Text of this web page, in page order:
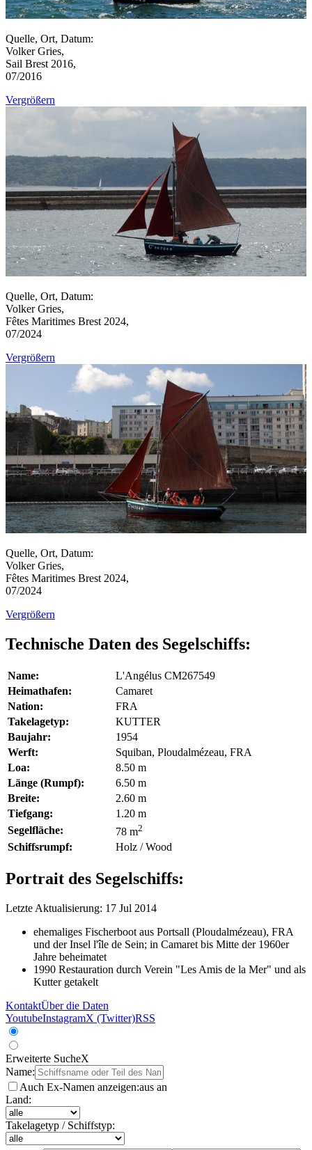
Quelle, Ort, Datum:
Volker Gries,
Sail Brest 2016,
07/2016
Vergrößern
Quelle, Ort, Datum:
Volker Gries,
Fêtes Maritimes Brest 2024,
07/2024
Vergrößern
Quelle, Ort, Datum:
Volker Gries,
Fêtes Maritimes Brest 2024,
07/2024
Vergrößern
Technische Daten des Segelschiffs:
Name:
L'Angélus CM267549
Heimathafen:
Camaret
Nation:
FRA
Takelagetyp:
KUTTER
Baujahr:
1954
Werft:
Squiban, Ploudalmézeau, FRA
Loa:
8.50 m
Länge (Rumpf):
6.50 m
Breite:
2.60 m
Tiefgang:
1.20 m
Segelfläche:
78 m2
Schiffsrumpf: Holz / Wood
Portrait des Segelschiffs:
Letzte Aktualisierung: 17 Jul 2014
ehemaliges Fischerboot aus Portsall (Ploudalmézeau), FRA
und der Insel l'île de Sein; in Camaret bis Mitte der 1960er
Jahre beheimatet
1990 Restauration durch Verein "Les Amis de la Mer" und als
Kutter getakelt
KontaktÜber die Daten
YoutubeInstagramX (Twitter)RSS
Erweiterte SucheX
Name:
Auch Ex-Namen anzeigen:aus an
Land:
Takelagetyp / Schiffstyp: